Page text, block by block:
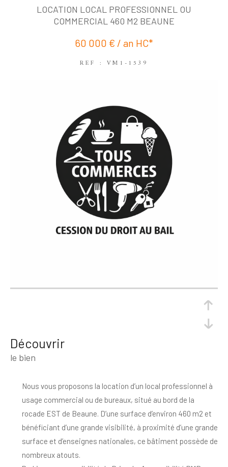
LOCATION LOCAL PROFESSIONNEL OU
COMMERCIAL 460 M2 BEAUNE
60 000 € / an HC*
REF : VM1-1539
découvrir
le bien
Nous vous proposons la location d’un local professionnel à
usage commercial ou de bureaux, situé au bord de la
rocade EST de Beaune. D’une surface d’environ 460 m2 et
bénéficiant d’une grande visibilité, à proximité d’une grande
surface et d’enseignes nationales, ce bâtiment possède de
nombreux atouts.
NOUVEAUTÉS
RECHERCHER